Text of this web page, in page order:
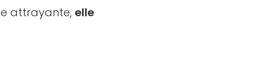
attrayante,elle